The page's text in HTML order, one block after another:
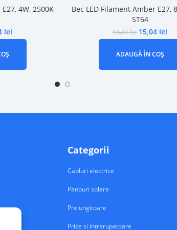
4W, 2500K
lei
Bec LED Filament Amber E27,
ST64
18,41lei 15,04 lei
ADAUGĂ ÎN COȘ
Categorii
Cabluri electrice
Panouri solare
Prelungitoare
Prize si intrerupatoare